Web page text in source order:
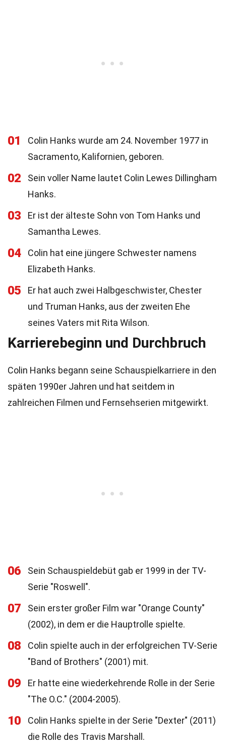
01
Colin Hanks wurde am 24. November 1977 in
Sacramento, Kalifornien, geboren.
02
Sein voller Name lautet Colin Lewes Dillingham
Hanks.
03
Er ist der älteste Sohn von Tom Hanks und
Samantha Lewes.
04
Colin hat eine jüngere Schwester namens
Elizabeth Hanks.
05
Er hat auch zwei Halbgeschwister, Chester
und Truman Hanks, aus der zweiten Ehe
seines Vaters mit Rita Wilson.
Karrierebeginn und Durchbruch
Colin Hanks begann seine Schauspielkarriere in den
späten 1990er Jahren und hat seitdem in
zahlreichen Filmen und Fernsehserien mitgewirkt.
06
Sein Schauspieldebüt gab er 1999 in der TV-
Serie "Roswell".
07
Sein erster großer Film war "Orange County"
(2002), in dem er die Hauptrolle spielte.
08
Colin spielte auch in der erfolgreichen TV-Serie
"Band of Brothers" (2001) mit.
09
Er hatte eine wiederkehrende Rolle in der Serie
"The O.C." (2004-2005).
10
Colin Hanks spielte in der Serie "Dexter" (2011)
die Rolle des Travis Marshall.